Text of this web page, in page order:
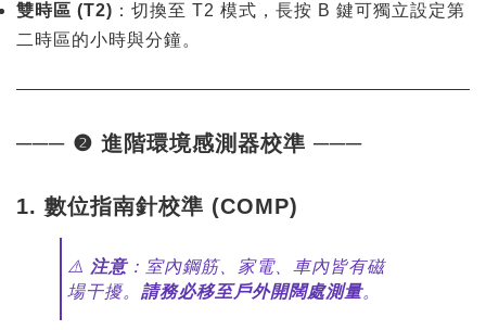
雙時區 (T2) ：切換至 T2 模式，長按 B 鍵可獨立設定第
二時區的小時與分鐘。
─── ❷ 進階環境感測器校準 ───
1. 數位指南針校準 (COMP)
⚠️ 注意：室內鋼筋、家電、車內皆有磁
場干擾。 請務必移至戶外開闊處測量。